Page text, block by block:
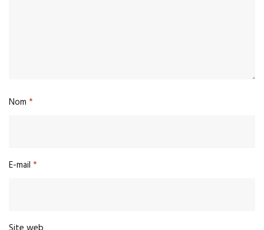
Nom *
E-mail *